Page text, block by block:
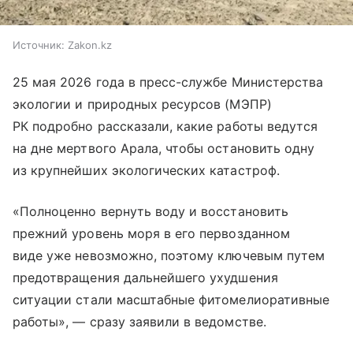
Источник: Zakon.kz
25 мая 2026 года в пресс-службе Министерства
экологии и природных ресурсов (МЭПР)
РК подробно рассказали, какие работы ведутся
на дне мертвого Арала, чтобы остановить одну
из крупнейших экологических катастроф.
«Полноценно вернуть воду и восстановить
прежний уровень моря в его первозданном
виде уже невозможно, поэтому ключевым путем
предотвращения дальнейшего ухудшения
ситуации стали масштабные фитомелиоративные
работы», — сразу заявили в ведомстве.